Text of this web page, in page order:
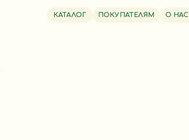
КАТАЛОГ ПОКУПАТЕЛЯМ О НАС